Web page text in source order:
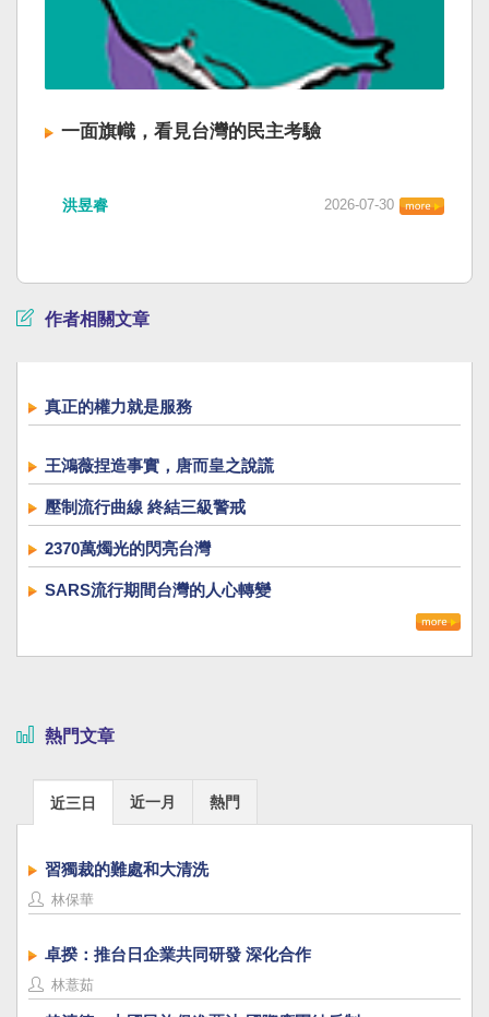
一面旗幟，看見台灣的民主考驗
洪昱睿 2026-07-30
作者相關文章
真正的權力就是服務
王鴻薇捏造事實，唐而皇之說謊
壓制流行曲線 終結三級警戒
2370萬燭光的閃亮台灣
SARS流行期間台灣的人心轉變
熱門文章
近三日 近一月 熱門
習獨裁的難處和大清洗
林保華
卓揆：推台日企業共同研發 深化合作
林薏茹